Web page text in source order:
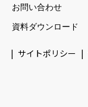
お問い合わせ
資料ダウンロード
サイトポリシー